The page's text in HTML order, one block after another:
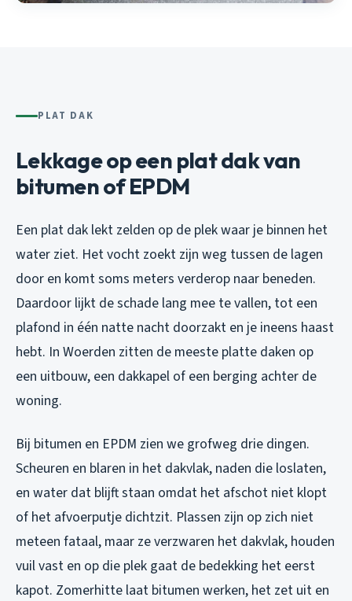
PLAT DAK
Lekkage op een plat dak van
bitumen of EPDM
Een plat dak lekt zelden op de plek waar je binnen het
water ziet. Het vocht zoekt zijn weg tussen de lagen
door en komt soms meters verderop naar beneden.
Daardoor lijkt de schade lang mee te vallen, tot een
plafond in één natte nacht doorzakt en je ineens haast
hebt. In Woerden zitten de meeste platte daken op
een uitbouw, een dakkapel of een berging achter de
woning.
Bij bitumen en EPDM zien we grofweg drie dingen.
Scheuren en blaren in het dakvlak, naden die loslaten,
en water dat blijft staan omdat het afschot niet klopt
of het afvoerputje dichtzit. Plassen zijn op zich niet
meteen fataal, maar ze verzwaren het dakvlak, houden
vuil vast en op die plek gaat de bedekking het eerst
kapot. Zomerhitte laat bitumen werken, het zet uit en